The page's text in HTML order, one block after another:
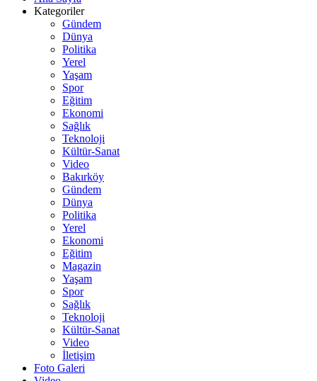
Kategoriler
Gündem
Dünya
Politika
Yerel
Yaşam
Spor
Eğitim
Ekonomi
Sağlık
Teknoloji
Kültür-Sanat
Video
Bakırköy
Gündem
Dünya
Politika
Yerel
Ekonomi
Eğitim
Magazin
Yaşam
Spor
Sağlık
Teknoloji
Kültür-Sanat
Video
İletişim
Foto Galeri